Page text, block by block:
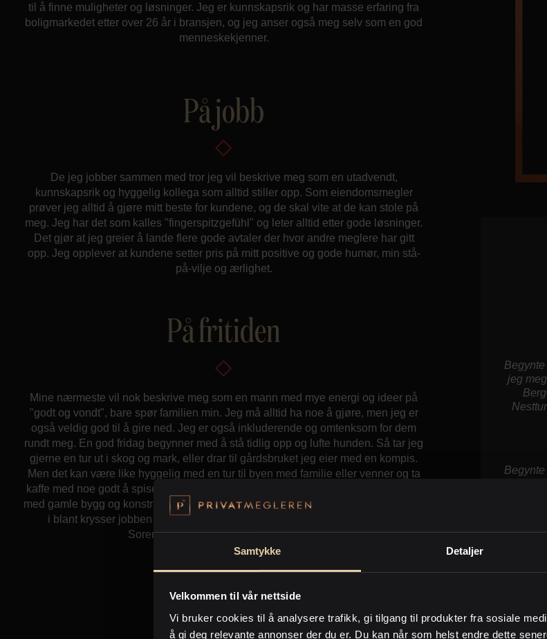
Samtykke Detaljer
Velkommen til vår nettside
Vi bruker cookies til å analysere trafikk, gi tilgang til produkter fra sosiale
å gi deg relevante annonser der du er. Du kan når som helst endre dette
jeg
jeg
Tok
til å finne muligheter og løsninger. Jeg er kunnskapsrik og har masse erfaring fra
boligmarkedet etter over 26 år i bransjen, og jeg anser også meg selv som en god
menneskekjenner.
På jobb
De jeg jobber sammen med tror jeg vil beskrive meg som en utadvendt,
kunnskapsrik og hyggelig kollega som alltid stiller opp. Som eiendomsmegler
prøver jeg alltid å gjøre mitt beste for kundene, og de skal vite at de kan stole på
meg. Jeg har det som kalles "fingerspitzgefühl" og leter alltid etter gode løsninger.
Det gjør at jeg greier å lande flere gode avtaler der hvor andre meglere har gitt
opp. Jeg opplever at kundene setter pris på mitt positive og gode humør, min stå-
på-vilje og ærlighet.
På fritiden
Mine nærmeste vil nok beskrive meg som en mann med mye energi og ideer på
"godt og vondt", bare spør familien min. Jeg må alltid ha noe å gjøre, men jeg er
også veldig god til å gire ned. Jeg er også inkluderende og omtenksom for dem
rundt meg. En god fridag begynner med å stå tidlig opp og lufte hunden. Så tar jeg
gjerne en tur ut i skog og mark, eller drar til gårdsbruket jeg eier med en kompis.
Men det kan være like hyggelig med en tur til byen med familie eller venner og ta
kaffe med noe godt å spise til. Jeg liker å ivareta eldre ting, og da særlig eiendom
med gamle bygg og konstruksjoner. Jeg er medlem av Fortidsminneforeningen, og
i blant krysser jobben og interessene min veier. Jeg har blant annet solgt
Sorenskrivergården i Sogndal fra 1792.
Q&A